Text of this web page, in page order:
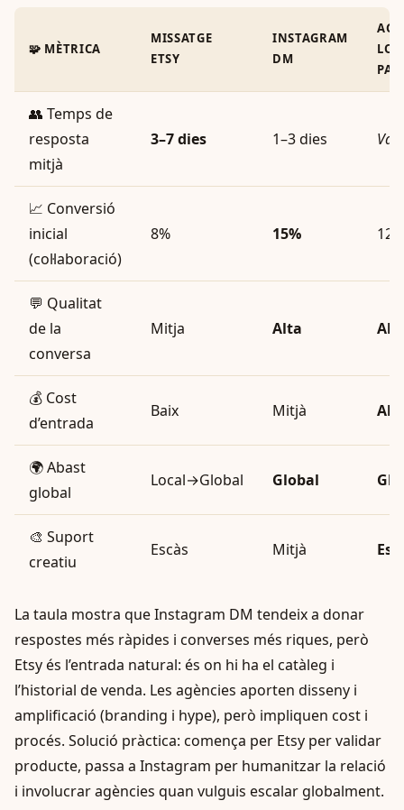
🧩 MÈTRICA
MISSATGE
ETSY
INSTAGRAM
DM
👥 Temps de
resposta
mitjà
3–7 dies 1–3 dies
📈 Conversió
inicial
(col·laboració)
8% 15% 12%
💬 Qualitat
de la
conversa
Mitja Alta
💰 Cost
d’entrada
Baix Mitjà Alt
🌍 Abast
global
Local→Global Global
🎨 Suport
creatiu
Escàs Mitjà
La taula mostra que Instagram DM tendeix a donar
respostes més ràpides i converses més riques, però
Etsy és l’entrada natural: és on hi ha el catàleg i
l’historial de venda. Les agències aporten disseny i
amplificació (branding i hype), però impliquen cost i
procés. Solució pràctica: comença per Etsy per validar
producte, passa a Instagram per humanitzar la relació
i involucrar agències quan vulguis escalar globalment.